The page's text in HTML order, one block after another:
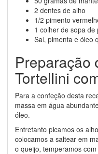
2 dentes de alho
1/2 pimento
1 colher de sopa
Sal, pimenta e óleo
Preparação
Tortellini
Para a confeção desta
massa em água
óleo.
Entretanto picamos os
colocamos a saltear em
o queijo, temperamos